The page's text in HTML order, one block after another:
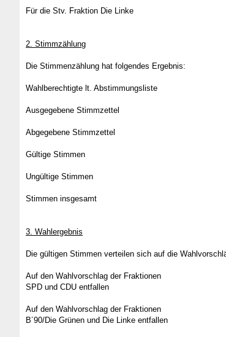
Für die Stv. Fraktion Die Linke Herr
2. Stimmzählung
Die Stimmenzählung hat folgendes Ergebnis:
Wahlberechtigte lt.
Ausgegebene
Abgegebene
Gültige
Ungültige
Stimmen
3. Wahlergebnis
Die gültigen Stimmen verteilen sich auf die
Auf den Wahlvorschlag der Fraktionen
SPD und CDU
Auf den Wahlvorschlag der Fraktionen
B´90/Die Grünen und Die Linke